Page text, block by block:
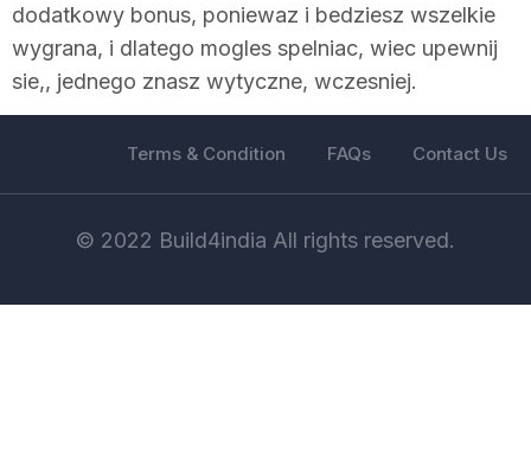
dodatkowy bonus, poniewaz i bedziesz wszelkie
wygrana, i dlatego mogles spelniac, wiec upewnij
sie,, jednego znasz wytyczne, wczesniej.
Terms & Condition FAQs Contact Us
© 2022 Build4india All rights reserved.